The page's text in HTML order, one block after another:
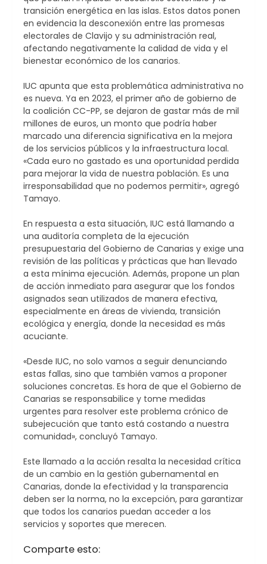
transición energética en las islas. Estos datos ponen
en evidencia la desconexión entre las promesas
electorales de Clavijo y su administración real,
afectando negativamente la calidad de vida y el
bienestar económico de los canarios.
IUC apunta que esta problemática administrativa no
es nueva. Ya en 2023, el primer año de gobierno de
la coalición CC-PP, se dejaron de gastar más de mil
millones de euros, un monto que podría haber
marcado una diferencia significativa en la mejora
de los servicios públicos y la infraestructura local.
«Cada euro no gastado es una oportunidad perdida
para mejorar la vida de nuestra población. Es una
irresponsabilidad que no podemos permitir», agregó
Tamayo.
En respuesta a esta situación, IUC está llamando a
una auditoría completa de la ejecución
presupuestaria del Gobierno de Canarias y exige una
revisión de las políticas y prácticas que han llevado
a esta mínima ejecución. Además, propone un plan
de acción inmediato para asegurar que los fondos
asignados sean utilizados de manera efectiva,
especialmente en áreas de vivienda, transición
ecológica y energía, donde la necesidad es más
acuciante.
«Desde IUC, no solo vamos a seguir denunciando
estas fallas, sino que también vamos a proponer
soluciones concretas. Es hora de que el Gobierno de
Canarias se responsabilice y tome medidas
urgentes para resolver este problema crónico de
subejecución que tanto está costando a nuestra
comunidad», concluyó Tamayo.
Este llamado a la acción resalta la necesidad crítica
de un cambio en la gestión gubernamental en
Canarias, donde la efectividad y la transparencia
deben ser la norma, no la excepción, para garantizar
que todos los canarios puedan acceder a los
servicios y soportes que merecen.
Comparte esto: